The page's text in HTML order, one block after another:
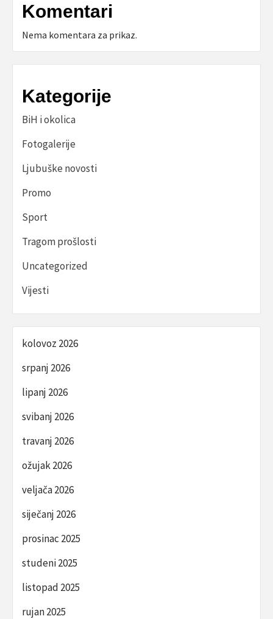
Komentari
Nema komentara za prikaz.
Kategorije
BiH i okolica
Fotogalerije
Ljubuške novosti
Promo
Sport
Tragom prošlosti
Uncategorized
Vijesti
kolovoz 2026
srpanj 2026
lipanj 2026
svibanj 2026
travanj 2026
ožujak 2026
veljača 2026
siječanj 2026
prosinac 2025
studeni 2025
listopad 2025
rujan 2025